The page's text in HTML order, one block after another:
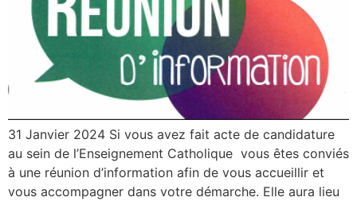
31 Janvier 2024 Si vous avez fait acte de candidature
au sein de l’Enseignement Catholique vous êtes conviés
à une réunion d’information afin de vous accueillir et
vous accompagner dans votre démarche. Elle aura lieu